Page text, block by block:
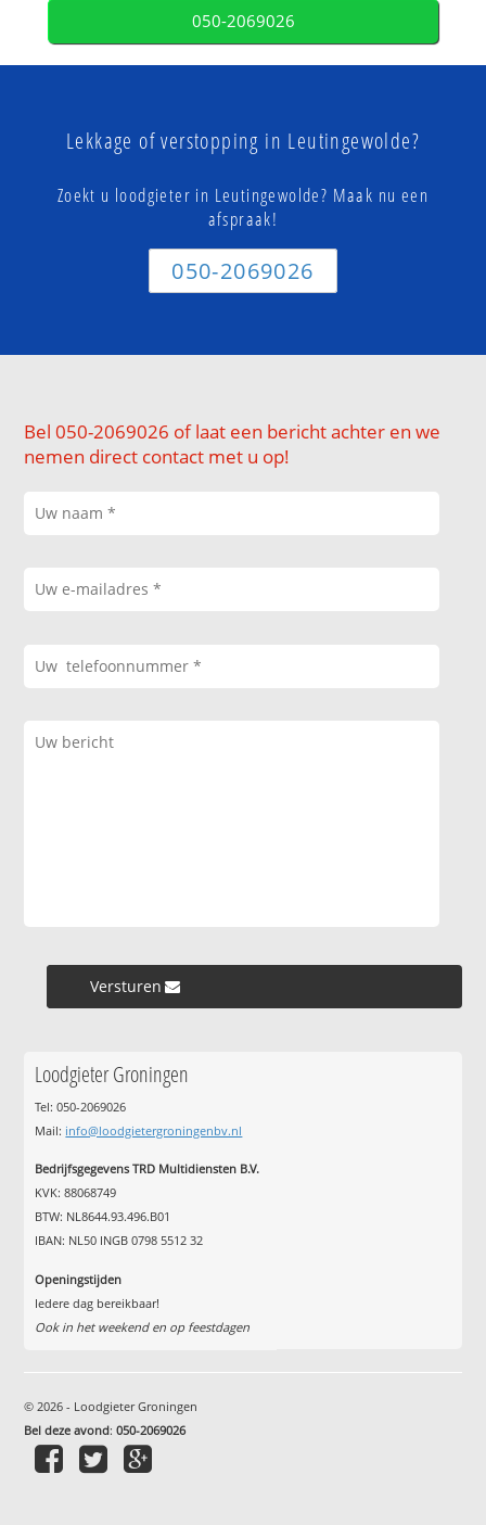
050-2069026
Lekkage of verstopping in Leutingewolde?
Zoekt u loodgieter in Leutingewolde? Maak nu een
afspraak!
050-2069026
Bel 050-2069026 of laat een bericht achter en we
nemen direct contact met u op!
Versturen »
Loodgieter Groningen
Tel: 050-2069026
Mail: info@loodgietergroningenbv.nl
Bedrijfsgegevens TRD Multidiensten B.V.
KVK: 88068749
BTW: NL8644.93.496.B01
IBAN: NL50 INGB 0798 5512 32
Openingstijden
Iedere dag bereikbaar!
Ook in het weekend en op feestdagen
© 2026 - Loodgieter Groningen
Bel deze avond:050-2069026